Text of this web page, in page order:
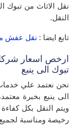
نقل الاثاث من تبوك
النقل.
تابع ايضا : نقل عفش
ارخص اسعار
تبوك الى ينبع
نحن نعتمد علي
الى ينبع بخبرة
ويتم النقل بكل
رخيصة ومناسبة